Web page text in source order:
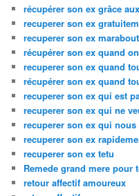
récupérer son ex grâce
recuperer son ex
recuperer son ex marabout
récupérer son ex quand
recuperer son ex quand
récupérer son ex quand
recuperer son ex qui est
recuperer son ex qui ne
recuperer son ex qui
recuperer son ex
recuperer son ex tetu
Remede grand mere pour
retour affectif amoureux